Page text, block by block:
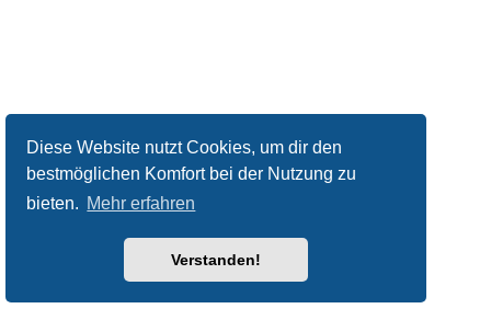
Diese Website nutzt Cookies, um dir den
bestmöglichen Komfort bei der Nutzung zu
bieten. Mehr erfahren
Verstanden!